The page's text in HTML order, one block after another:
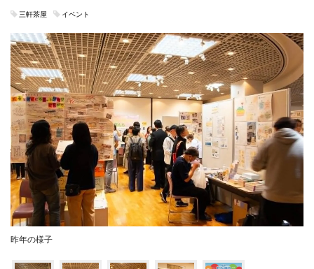
三軒茶屋 イベント
昨年の様子